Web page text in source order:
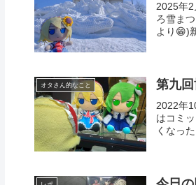
2025年2
ろ雪ま
より😁)
オタさん的なこと 第九
2022年
はコミ
くなっ